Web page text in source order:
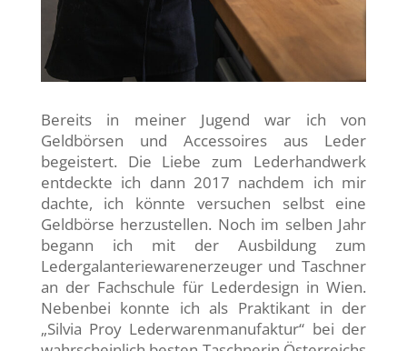
Bereits in meiner Jugend war ich von
Geldbörsen und Accessoires aus Leder
begeistert. Die Liebe zum Lederhandwerk
entdeckte ich dann 2017 nachdem ich mir
dachte, ich könnte versuchen selbst eine
Geldbörse herzustellen. Noch im selben Jahr
begann ich mit der Ausbildung zum
Ledergalanteriewarenerzeuger und Taschner
an der Fachschule für Lederdesign in Wien.
Nebenbei konnte ich als Praktikant in der
„Silvia Proy Lederwarenmanufaktur“ bei der